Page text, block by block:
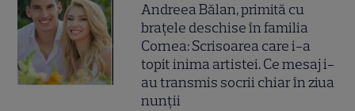
Andreea Bălan, primită cu
brațele deschise în familia
Cornea: Scrisoarea care i-a
topit inima artistei. Ce mesaj i-
au transmis socrii chiar în ziua
nunții